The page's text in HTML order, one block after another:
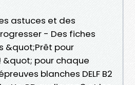
astuces et des
- Des fiches
&quot;Prêt pour
pour chaque
blanches DELF B2